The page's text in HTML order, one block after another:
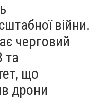
війни.
черговий
та
що
дрони